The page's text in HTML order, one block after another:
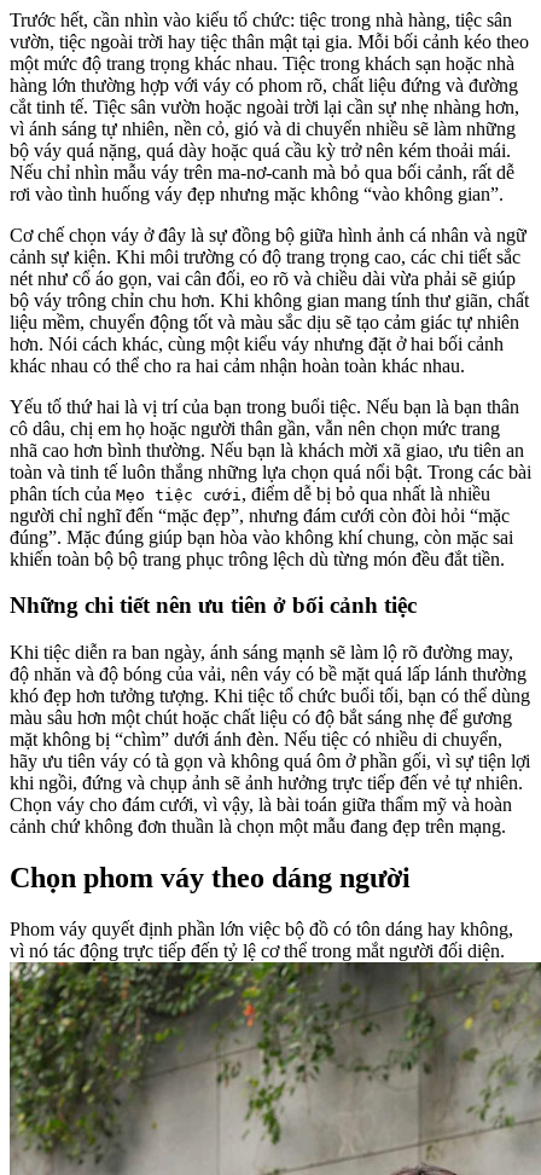
Trước hết, cần nhìn vào kiểu tổ chức: tiệc trong nhà hàng, tiệc sân
vườn, tiệc ngoài trời hay tiệc thân mật tại gia. Mỗi bối cảnh kéo theo
một mức độ trang trọng khác nhau. Tiệc trong khách sạn hoặc nhà
hàng lớn thường hợp với váy có phom rõ, chất liệu đứng và đường
cắt tinh tế. Tiệc sân vườn hoặc ngoài trời lại cần sự nhẹ nhàng hơn,
vì ánh sáng tự nhiên, nền cỏ, gió và di chuyển nhiều sẽ làm những
bộ váy quá nặng, quá dày hoặc quá cầu kỳ trở nên kém thoải mái.
Nếu chỉ nhìn mẫu váy trên ma-nơ-canh mà bỏ qua bối cảnh, rất dễ
rơi vào tình huống váy đẹp nhưng mặc không “vào không gian”.
Cơ chế chọn váy ở đây là sự đồng bộ giữa hình ảnh cá nhân và ngữ
cảnh sự kiện. Khi môi trường có độ trang trọng cao, các chi tiết sắc
nét như cổ áo gọn, vai cân đối, eo rõ và chiều dài vừa phải sẽ giúp
bộ váy trông chỉn chu hơn. Khi không gian mang tính thư giãn, chất
liệu mềm, chuyển động tốt và màu sắc dịu sẽ tạo cảm giác tự nhiên
hơn. Nói cách khác, cùng một kiểu váy nhưng đặt ở hai bối cảnh
khác nhau có thể cho ra hai cảm nhận hoàn toàn khác nhau.
Yếu tố thứ hai là vị trí của bạn trong buổi tiệc. Nếu bạn là bạn thân
cô dâu, chị em họ hoặc người thân gần, vẫn nên chọn mức trang
nhã cao hơn bình thường. Nếu bạn là khách mời xã giao, ưu tiên an
toàn và tinh tế luôn thắng những lựa chọn quá nổi bật. Trong các bài
phân tích của Mẹo tiệc cưới , điểm dễ bị bỏ qua nhất là nhiều
người chỉ nghĩ đến “mặc đẹp”, nhưng đám cưới còn đòi hỏi “mặc
đúng”. Mặc đúng giúp bạn hòa vào không khí chung, còn mặc sai
khiến toàn bộ bộ trang phục trông lệch dù từng món đều đắt tiền.
Những chi tiết nên ưu tiên ở bối cảnh tiệc
Khi tiệc diễn ra ban ngày, ánh sáng mạnh sẽ làm lộ rõ đường may,
độ nhăn và độ bóng của vải, nên váy có bề mặt quá lấp lánh thường
khó đẹp hơn tưởng tượng. Khi tiệc tổ chức buổi tối, bạn có thể dùng
màu sâu hơn một chút hoặc chất liệu có độ bắt sáng nhẹ để gương
mặt không bị “chìm” dưới ánh đèn. Nếu tiệc có nhiều di chuyển,
hãy ưu tiên váy có tà gọn và không quá ôm ở phần gối, vì sự tiện lợi
khi ngồi, đứng và chụp ảnh sẽ ảnh hưởng trực tiếp đến vẻ tự nhiên.
Chọn váy cho đám cưới, vì vậy, là bài toán giữa thẩm mỹ và hoàn
cảnh chứ không đơn thuần là chọn một mẫu đang đẹp trên mạng.
Chọn phom váy theo dáng người
Phom váy quyết định phần lớn việc bộ đồ có tôn dáng hay không,
vì nó tác động trực tiếp đến tỷ lệ cơ thể trong mắt người đối diện.